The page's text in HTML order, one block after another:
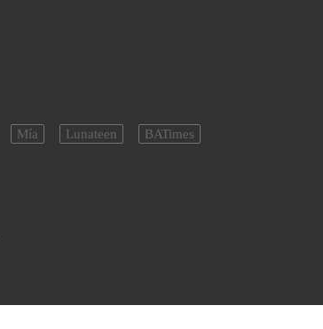
Mía Lunateen BATimes